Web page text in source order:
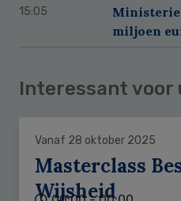
15:05
Ministerie
miljoen
Interessant voor
Vanaf 28 oktober 2025
Masterclass
Wijsheid